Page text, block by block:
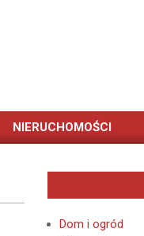
NIERUCHOMOŚCI
Dom i ogród